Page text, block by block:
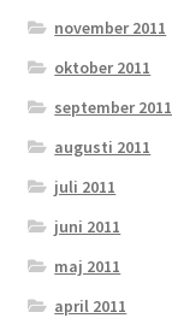
november 2011
oktober 2011
september 2011
augusti 2011
juli 2011
juni 2011
maj 2011
april 2011